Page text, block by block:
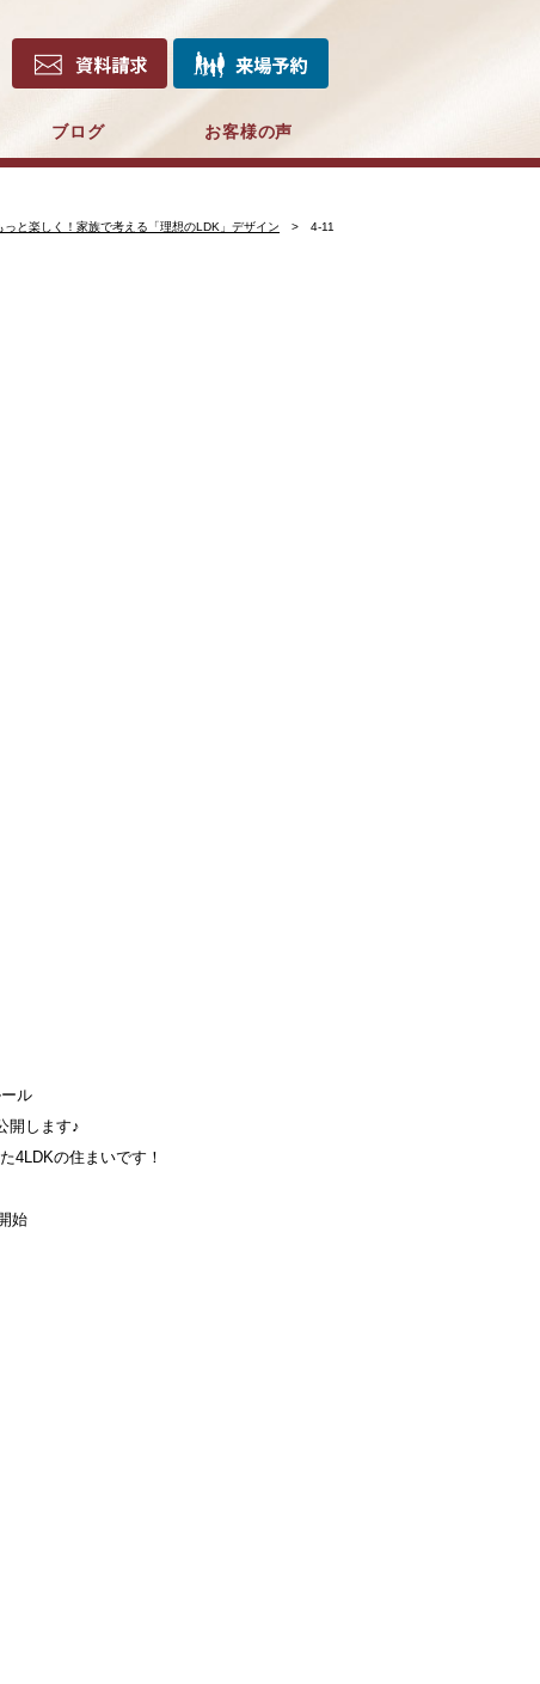
ブログ お客様の声
っと楽しく！家族で考える「理想のLDK」デザイン 4-11
ル
開します♪
4LDKの住まいです！
始